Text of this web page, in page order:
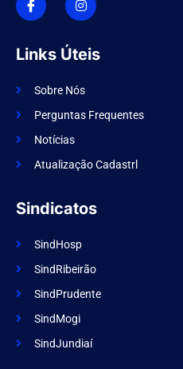
o
n
f
a
e
o
k
s
t
g
r
m
Links Úteis
Sobre Nós
Perguntas Frequentes
Notícias
Atualização Cadastrl
Sindicatos
SindHosp
SindRibeirão
SindPrudente
SindMogi
SindJundiaí